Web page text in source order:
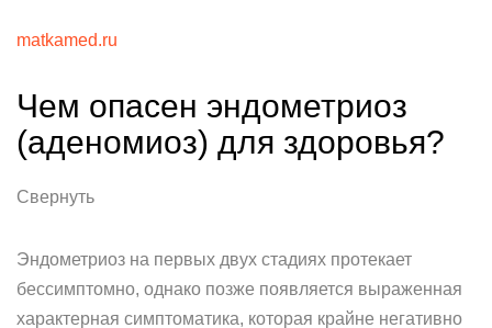
matkamed.ru
Чем опасен эндометриоз
(аденомиоз) для здоровья?
Свернуть
Эндометриоз на первых двух стадиях протекает
бессимптомно, однако позже появляется выраженная
характерная симптоматика, которая крайне негативно